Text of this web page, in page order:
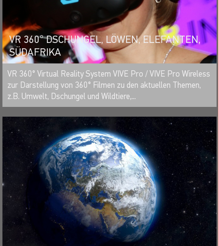
VR 360° DSCHUNGEL, LÖWEN, ELEFANTEN,
SÜDAFRIKA
MERKEN
VR 360° Virtual Reality System VIVE Pro / VIVE Pro Wireless
zur Darstellung von 360° Filmen zu den aktuellen Themen,
z.B. Umwelt, Dschungel und Wildtiere,...